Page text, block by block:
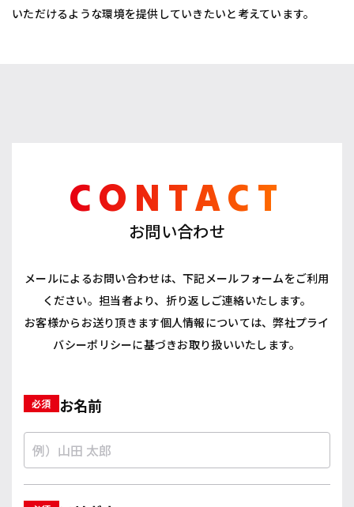
いただけるような環境を提供していきたいと考えています。
CONTACT
お問い合わせ
メールによるお問い合わせは、下記メールフォームをご利用
ください。担当者より、折り返しご連絡いたします。
お客様からお送り頂きます個人情報については、弊社プライ
バシーポリシーに基づきお取り扱いいたします。
お名前